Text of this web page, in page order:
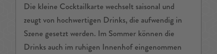
Die kleine Cocktailkarte wechselt saisonal und
zeugt von hochwertigen Drinks, die aufwendig in
Szene gesetzt werden. Im Sommer können die
Drinks auch im ruhigen Innenhof eingenommen